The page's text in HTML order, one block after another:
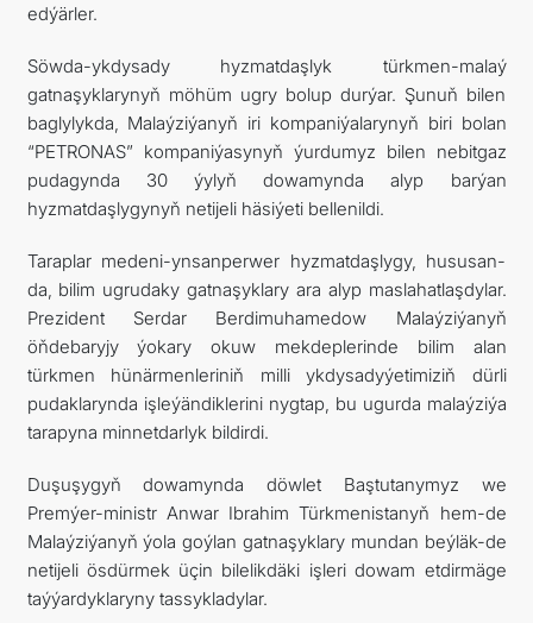
edýärler.
Söwda-ykdysady hyzmatdaşlyk türkmen-malaý
gatnaşyklarynyň möhüm ugry bolup durýar. Şunuň bilen
baglylykda, Malaýziýanyň iri kompaniýalarynyň biri bolan
“PETRONAS” kompaniýasynyň ýurdumyz bilen nebitgaz
pudagynda 30 ýylyň dowamynda alyp barýan
hyzmatdaşlygynyň netijeli häsiýeti bellenildi.
Taraplar medeni-ynsanperwer hyzmatdaşlygy, hususan-
da, bilim ugrudaky gatnaşyklary ara alyp maslahatlaşdylar.
Prezident Serdar Berdimuhamedow Malaýziýanyň
öňdebaryjy ýokary okuw mekdeplerinde bilim alan
türkmen hünärmenleriniň milli ykdysadyýetimiziň dürli
pudaklarynda işleýändiklerini nygtap, bu ugurda malaýziýa
tarapyna minnetdarlyk bildirdi.
Duşuşygyň dowamynda döwlet Baştutanymyz we
Premýer-ministr Anwar Ibrahim Türkmenistanyň hem-de
Malaýziýanyň ýola goýlan gatnaşyklary mundan beýläk-de
netijeli ösdürmek üçin bilelikdäki işleri dowam etdirmäge
taýýardyklaryny tassykladylar.